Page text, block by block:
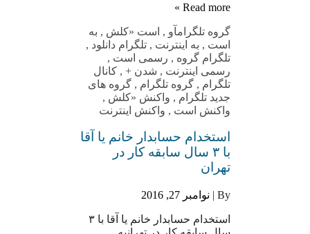
Read more »
گروه تلگرامآو , است «کلش , به
است , به اینترنت , تلگرام دانلود ,
تلگرام گروه , رسمی است ,
رسمی اینترنت , شدن +, کانال
تلگرام , گروه تلگرام , گروه های
جدید تلگرام , واکنش «کلش ,
واکنش است , واکنش اینترنت
استخدام حسابدار خانم یا آقا
با ۳ سال سابقه کار در
تهران
By | نوامبر 27, 2016
استخدام حسابدار خانم یا آقا با ۳